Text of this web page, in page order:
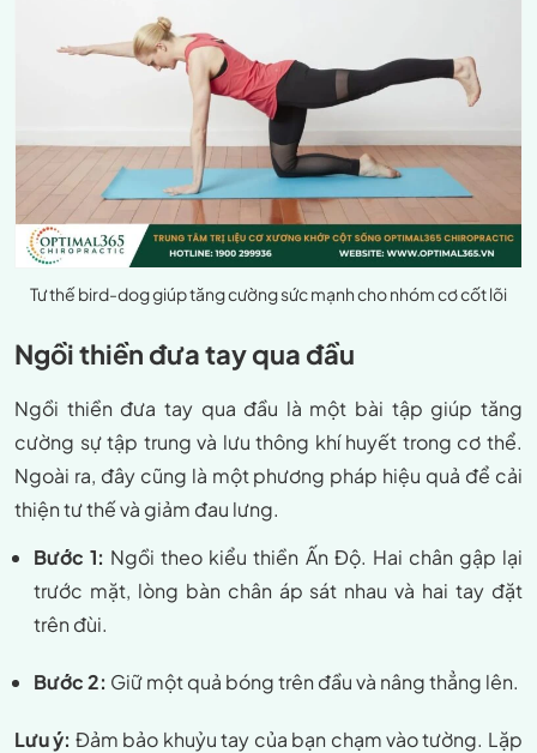
Tư thế bird-dog giúp tăng cường sức mạnh cho nhóm cơ cốt lõi
Ngồi thiền đưa tay qua đầu
Ngồi thiền đưa tay qua đầu là một bài tập giúp tăng
cường sự tập trung và lưu thông khí huyết trong cơ thể.
Ngoài ra, đây cũng là một phương pháp hiệu quả để cải
thiện tư thế và giảm đau lưng.
Bước 1: Ngồi theo kiểu thiền Ấn Độ. Hai chân gập lại
trước mặt, lòng bàn chân áp sát nhau và hai tay đặt
trên đùi.
Bước 2: Giữ một quả bóng trên đầu và nâng thẳng lên.
Lưu ý: Đảm bảo khuỷu tay của bạn chạm vào tường. Lặp